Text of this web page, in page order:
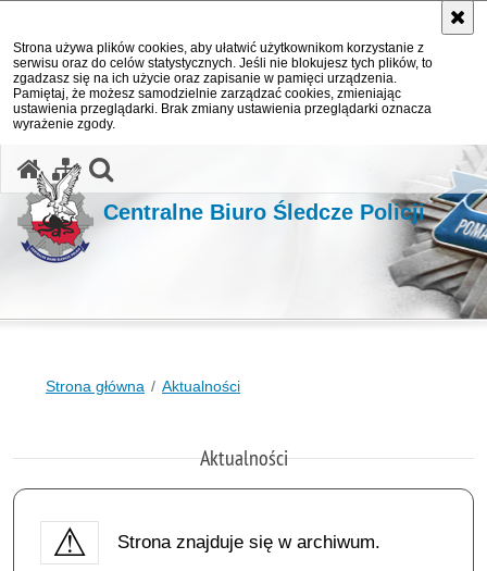
Strona używa plików cookies, aby ułatwić użytkownikom korzystanie z
serwisu oraz do celów statystycznych. Jeśli nie blokujesz tych plików, to
zgadzasz się na ich użycie oraz zapisanie w pamięci urządzenia.
Pamiętaj, że możesz samodzielnie zarządzać cookies, zmieniając
ustawienia przeglądarki. Brak zmiany ustawienia przeglądarki oznacza
wyrażenie zgody.
Centralne Biuro Śledcze Policji
Strona główna Aktualności
Aktualności
Strona znajduje się w archiwum.